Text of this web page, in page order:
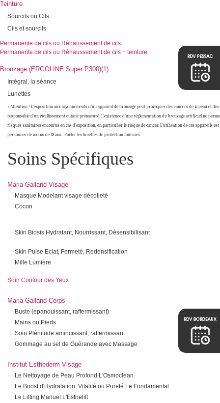
Teinture
Sourcils ou Cils
Cils et sourcils
Permanente de cils ou Réhaussement de cils
Permanente de cils ou Réhaussement de cils + teinture
Bronzage (ERGOLINE Super P300)(1)
Intégral, la séance
Lunettes
« Attention ! L'exposition aux rayonnements d'un appareil de bronzage peut provoquer des cancers de la peau et des
responsable d'un vieillissement cutané prématuré. L'existence d'une réglementation du bronzage artificiel ne
risques sanitaires encourus en cas d'exposition, en particulier le risque de cancer. L'utilisation de ces appareils
personnes de moins de 18 ans. Porter les lunettes de protection fournies.
Soins Spécifiques
Maria Galland Visage
Masque Modelant visage décolleté
Cocon
Skin Biosis Hydratant, Nourrissant, Désensibilisant
Skin Pulse Eclat, Fermeté, Redensification
Mille Lumière
Soin Contour des Yeux
Maria Galland Corps
Buste (épanouissant, raffermissant)
Mains ou Pieds
Soin Plénitude amincissant, raffermissant
Gommage au sel de Guérande avec Massage
Institut Esthederm Visage
Le Nettoyage de Peau Profond L'Osmoclean
Le Boost d'Hydratation, Vitalité ou Pureté Le Fondamental
Le Lifting Manuel L'Esthelift